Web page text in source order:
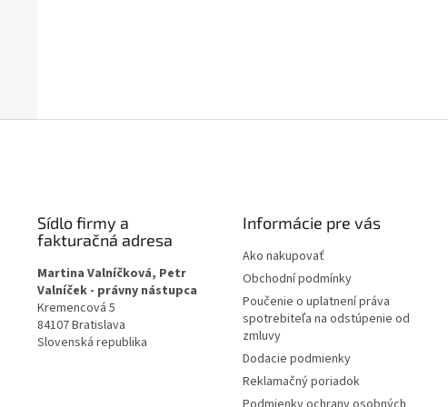
Sídlo firmy a
fakturačná adresa
Martina Valníčková, Petr
Valníček - právny nástupca
Kremencová 5
84107 Bratislava
Slovenská republika
Informácie pre vás
Ako nakupovať
Obchodní podmínky
Poučenie o uplatnení práva
spotrebiteľa na odstúpenie od
zmluvy
Dodacie podmienky
Reklamačný poriadok